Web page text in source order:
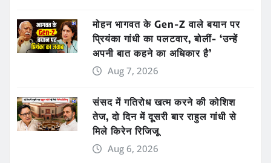
मोहन भागवत के Gen-Z वाले बयान पर
प्रियंका गांधी का पलटवार, बोलीं- ‘उन्हें
अपनी बात कहने का अधिकार है’
Aug 7, 2026
संसद में गतिरोध खत्म करने की कोशिश
तेज, दो दिन में दूसरी बार राहुल गांधी से
मिले किरेन रिजिजू
Aug 6, 2026